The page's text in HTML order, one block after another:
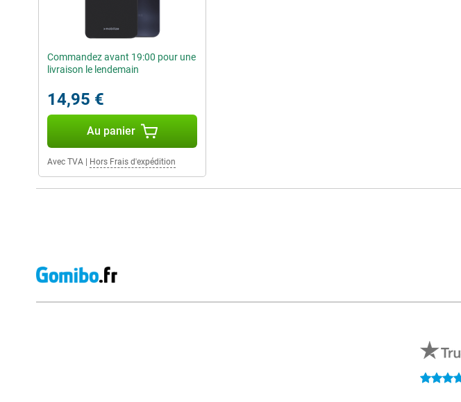
Commandez avant 19:00 pour une
livraison le lendemain
14,95 €
Au panier
Avec TVA Hors Frais d'expédition
4.5